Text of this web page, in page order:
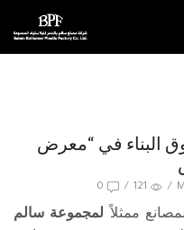
في “معرض
/
121
/
0
ممثلاً لمجموعة سالم